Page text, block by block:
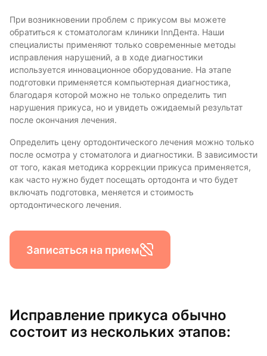
При возникновении проблем с прикусом вы можете
обратиться к стоматологам клиники InnДента. Наши
специалисты применяют только современные методы
исправления нарушений, а в ходе диагностики
используется инновационное оборудование. На этапе
подготовки применяется компьютерная диагностика,
благодаря которой можно не только определить тип
нарушения прикуса, но и увидеть ожидаемый результат
после окончания лечения.
Определить цену ортодонтического лечения можно только
после осмотра у стоматолога и диагностики. В зависимости
от того, какая методика коррекции прикуса применяется,
как часто нужно будет посещать ортодонта и что будет
включать подготовка, меняется и стоимость
ортодонтического лечения.
Записаться на прием
Исправление прикуса обычно
состоит из нескольких этапов: